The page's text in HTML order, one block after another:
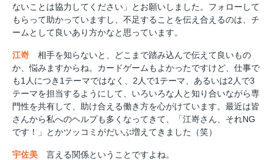
ないことは協力してください」とお願いしました。フォローして
もらって助かっていますし、不足することを伝え合えるのは、チ
ームとして良いあり方かなと思っています。
江嵜 相手を知らないと、どこまで踏み込んで伝えて良いもの
か、悩みますからね。カードゲームもよかったですけど、仕事で
も1人につき1テーマではなく、2人で1テーマ、あるいは2人で3
テーマを担当するようにして、いろいろな人と知り合いながら専
門性を共有して、助け合える働き方を心がけています。最近は皆
さんから私へのヘルプも多くなってきて、「江嵜さん、それNG
です！」とかツッコミがだいぶ増えてきました（笑）
宇佐美 言える関係ということですよね。